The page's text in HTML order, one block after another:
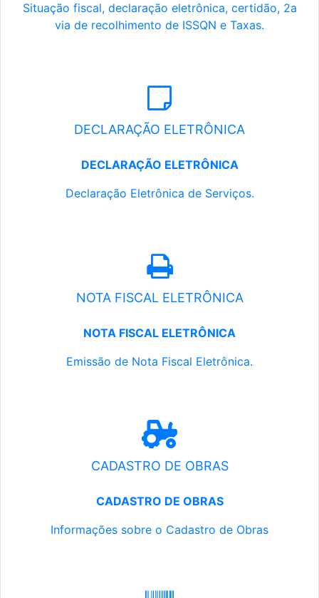
Situação fiscal, declaração eletrônica, certidão, 2a
via de recolhimento de ISSQN e Taxas.
DECLARAÇÃO ELETRÔNICA
DECLARAÇÃO ELETRÔNICA
Declaração Eletrônica de Serviços.
NOTA FISCAL ELETRÔNICA
NOTA FISCAL ELETRÔNICA
Emissão de Nota Fiscal Eletrônica.
CADASTRO DE OBRAS
CADASTRO DE OBRAS
Informações sobre o Cadastro de Obras